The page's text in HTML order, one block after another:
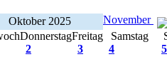
Oktober 2025
November
DonnerstagFreitag Samstag
2 3 4 5